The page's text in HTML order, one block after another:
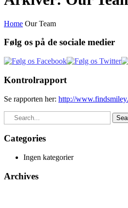
Home Our Team
Følg os på de sociale medier
Kontrolrapport
Se rapporten her: http://
Categories
Ingen kategorier
Archives